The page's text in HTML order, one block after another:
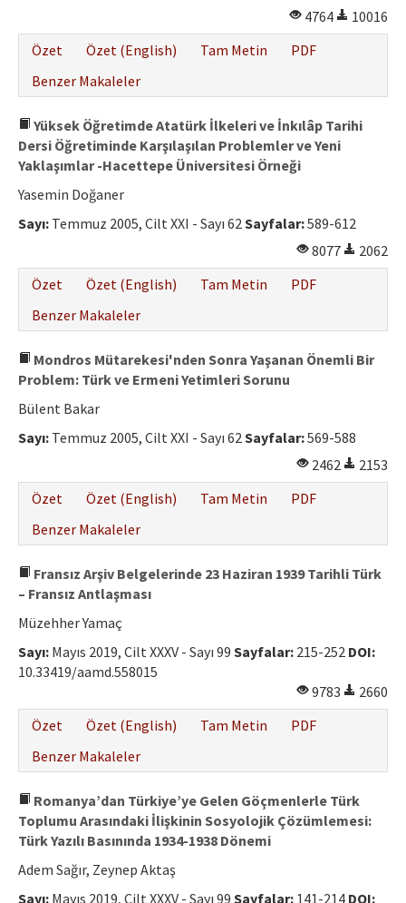
4764
10016
Özet
Özet (English) Tam Metin
PDF
Benzer Makaleler
Yüksek Öğretimde Atatürk İlkeleri ve İnkılâp Tarihi
Dersi Öğretiminde Karşılaşılan Problemler ve Yeni
Yaklaşımlar -Hacettepe Üniversitesi Örneği
Yasemin Doğaner
Sayı: Temmuz 2005, Cilt XXI - Sayı 62Sayfalar:589-612
8077
2062
Özet
Özet (English) Tam Metin
PDF
Benzer Makaleler
Mondros Mütarekesi'nden Sonra Yaşanan Önemli Bir
Problem: Türk ve Ermeni Yetimleri Sorunu
Bülent Bakar
Sayı: Temmuz 2005, Cilt XXI - Sayı 62Sayfalar:569-588
2462
2153
Özet
Özet (English) Tam Metin
PDF
Benzer Makaleler
Fransız Arşiv Belgelerinde 23 Haziran 1939 Tarihli Türk
– Fransız Antlaşması
Müzehher Yamaç
Sayı: Mayıs 2019, Cilt XXXV - Sayı 99 Sayfalar: 215-252 DOI:
10.33419/aamd.558015
9783
2660
Özet
Özet (English) Tam Metin
PDF
Benzer Makaleler
Romanya’dan Türkiye’ye Gelen Göçmenlerle Türk
Toplumu Arasındaki İlişkinin Sosyolojik Çözümlemesi:
Türk Yazılı Basınında 1934-1938 Dönemi
Adem Sağır, Zeynep Aktaş
Sayı: Mayıs 2019, Cilt XXXV - Sayı 99 Sayfalar: 141-214 DOI: